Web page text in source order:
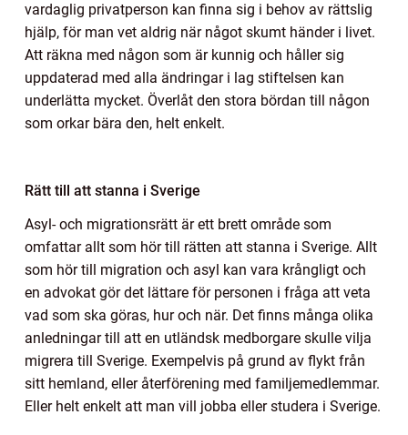
vardaglig privatperson kan finna sig i behov av rättslig
hjälp, för man vet aldrig när något skumt händer i livet.
Att räkna med någon som är kunnig och håller sig
uppdaterad med alla ändringar i lag stiftelsen kan
underlätta mycket. Överlåt den stora bördan till någon
som orkar bära den, helt enkelt.
Rätt till att stanna i Sverige
Asyl- och migrationsrätt är ett brett område som
omfattar allt som hör till rätten att stanna i Sverige. Allt
som hör till migration och asyl kan vara krångligt och
en advokat gör det lättare för personen i fråga att veta
vad som ska göras, hur och när. Det finns många olika
anledningar till att en utländsk medborgare skulle vilja
migrera till Sverige. Exempelvis på grund av flykt från
sitt hemland, eller återförening med familjemedlemmar.
Eller helt enkelt att man vill jobba eller studera i Sverige.